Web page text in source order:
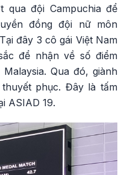
qua đội Campuchia để
đồng đội nữ môn
đây 3 cô gái Việt Nam
để nhận về số điểm
Qua đó, giành
phục. Đây là tấm
ASIAD 19.